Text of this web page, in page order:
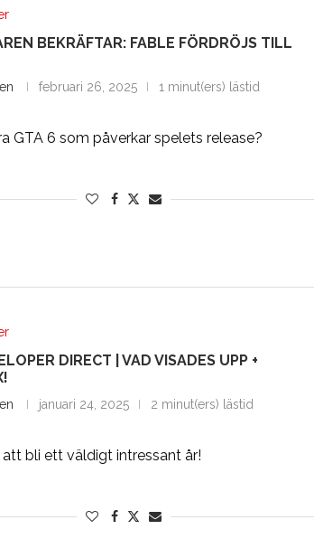
BEKRÄFTAR: FABLE FÖRDRÖJS TILL
februari 26, 2025 1 minut(ers) lästid
GTA 6 som påverkar spelets release?
DIRECT | VAD VISADES UPP +
januari 24, 2025 2 minut(ers) lästid
att bli ett väldigt intressant år!